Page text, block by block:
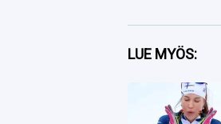
Facebook
Twitter
Whatsapp
LUE MYÖS: